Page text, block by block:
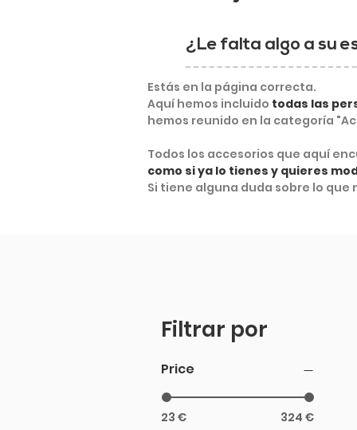
¿Le falta algo a su
​Estás en la página correcta.
Aquí hemos incluido todas las
hemos reunido en la categoría
Todos los accesorios que aquí
como si ya lo tienes y quieres
Si tiene alguna duda sobre lo que
Filtrar por
Price
23 € 324 €